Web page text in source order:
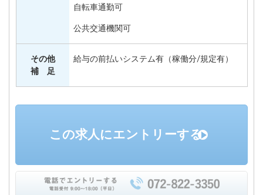
自転車通勤可
公共交通機関可
その他
補 足
給与の前払いシステム有（稼働分/規定有）
この求人にエントリーする